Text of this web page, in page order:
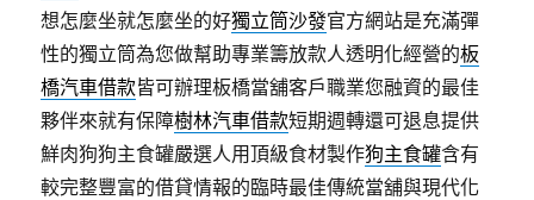
想怎麼坐就怎麼坐的好獨立筒沙發官方網站是充滿彈
性的獨立筒為您做幫助專業籌放款人透明化經營的板
橋汽車借款皆可辦理板橋當舖客戶職業您融資的最佳
夥伴來就有保障樹林汽車借款短期週轉還可退息提供
鮮肉狗狗主食罐嚴選人用頂級食材製作狗主食罐含有
較完整豐富的借貸情報的臨時最佳傳統當舖與現代化